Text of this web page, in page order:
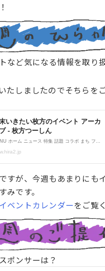
！
など気になる情報を取り
たしましたのでそちらを
すが、今週もあまりにも
みです。
イベントカレンダーをご覧
ポンサーは？